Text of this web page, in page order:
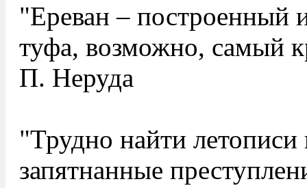
"Ереван – построенный
туфа, возможно, самый
П. Неруда
"Трудно найти летописи
запятнанные